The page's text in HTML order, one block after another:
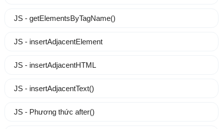
JS - getElementsByTagName()
JS - insertAdjacentElement
JS - insertAdjacentHTML
JS - insertAdjacentText()
JS - Phương thức after()